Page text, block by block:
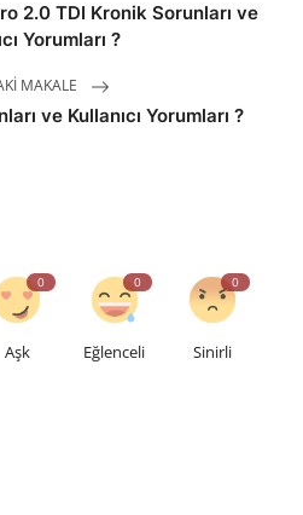
2.0 TDI Kronik Sorunları ve
Yorumları ?
MAKALE
ve Kullanıcı Yorumları ?
0
Aşk
0
Eğlenceli
0
Sinirli